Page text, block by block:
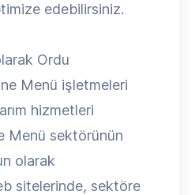
edebilirsiniz.
Ordu
Menü işletmeleri
hizmetleri
Menü sektörünün
olarak
sitelerinde, sektöre